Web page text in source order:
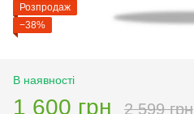
Розпродаж
−38%
В наявності
1 600 грн 2 599 грн